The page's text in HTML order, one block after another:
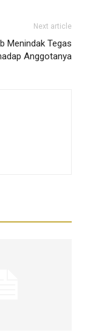
Next article
Menindak Tegas
Anggotanya